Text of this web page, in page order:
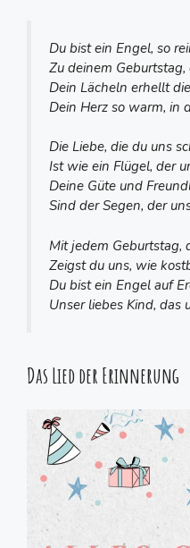
Du bist ein Engel, so
Zu deinem
Dein Lächeln erhellt
Dein Herz so warm, in
Die Liebe, die du uns
Ist wie ein Flügel, der
Deine Güte und
Sind der Segen, der
Mit jedem Geburtstag,
Zeigst du uns, wie
Du bist ein Engel auf
Unser liebes Kind, das
Das Lied der Erinnerung